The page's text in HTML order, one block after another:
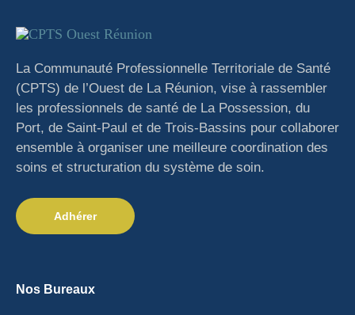
La Communauté Professionnelle Territoriale de Santé
(CPTS) de l’Ouest de La Réunion, vise à rassembler
les professionnels de santé de La Possession, du
Port, de Saint-Paul et de Trois-Bassins pour collaborer
ensemble à organiser une meilleure coordination des
soins et structuration du système de soin.
Adhérer
Nos Bureaux